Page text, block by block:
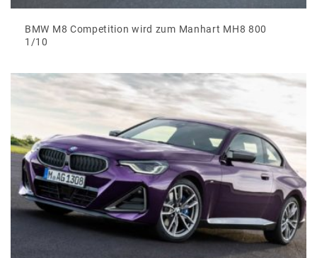
BMW M8 Competition wird zum Manhart MH8 800
1/10